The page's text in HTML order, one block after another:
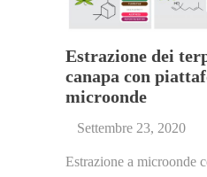
Estrazione dei
canapa con
microonde
Settembre 23, 2020
Estrazione a microonde